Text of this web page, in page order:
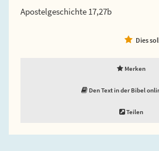
Apostelgeschichte 17,27b
Dies
Merken
Den Text in der Bibel
Teilen